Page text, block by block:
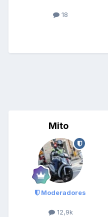
18
Mito
Moderadores
12,9k